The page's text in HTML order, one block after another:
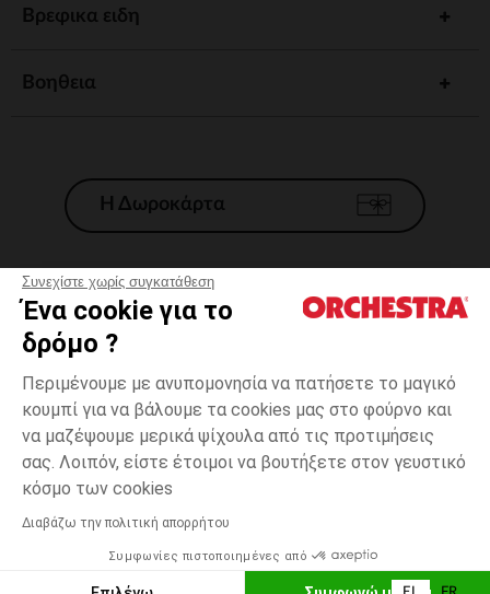
Συνεχίστε χωρίς συγκατάθεση
Ένα cookie για το
δρόμο ?
Περιμένουμε με ανυπομονησία να πατήσετε το μαγικό
κουμπί για να βάλουμε τα cookies μας στο φούρνο και
να μαζέψουμε μερικά ψίχουλα από τις προτιμήσεις
σας. Λοιπόν, είστε έτοιμοι να βουτήξετε στον γευστικό
κόσμο των cookies
Διαβάζω την πολιτική απορρήτου
Συμφωνίες πιστοποιημένες από
Εκρού
4
Δυνατότητα πληρωμής με
ΠΡΟΣΘΉΚΗ ΣΤΟ ΚΑΛΆΘΙ
Βρεφικα ειδη
Βοηθεια
Η Δωροκάρτα
Γενικοί 'Οροι Πώλησης
*Εμπορικες προσφορες
Προσωπικά δεδομένα
Διαχείρηση των cookies
Προσβασιμότητα: μη συμμορφούμενη
H Orchestra συμμετέχει στον κωδικά δεοντολογίας και στο σύστημα
μεσολάβησης της Γαλλικής Ομοσπονδίας Ηλεκτρονικού Εμπορίου.